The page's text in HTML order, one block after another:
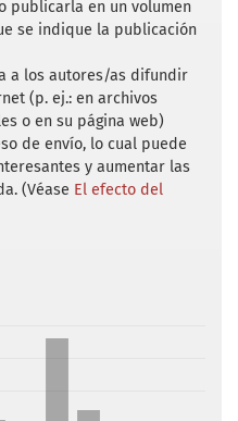
Yearbook 1925.
Government Office.
(Herbert Hoover,
Yearbook 1927.
Government Office.
(Herbert Hoover,
Yearbook 1928.
of a Gulf of
publicarla en un volumen
se indique la publicación
a los autores/as difundir
(p. ej.: en archivos
o en su página web)
de envío, lo cual puede
y aumentar las
(Véase El efecto del